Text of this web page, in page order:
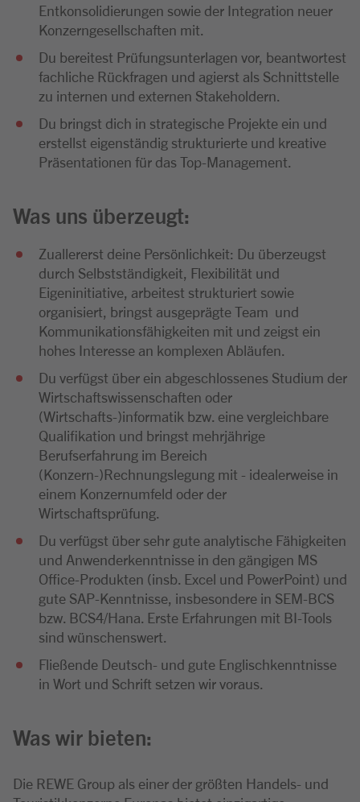
Entkonsolidierungen sowie der Integration neuer
Konzerngesellschaften mit.
Du bereitest Prüfungsunterlagen vor, beantwortest
fachliche Rückfragen und agierst als Schnittstelle
zu internen und externen Stakeholdern.
Du bringst dich in strategische Projekte ein und
erstellst eigenständig strukturierte und kreative
Präsentationen für das Top-Management.
Was uns überzeugt:
Zuallererst deine Persönlichkeit: Du überzeugst
durch Selbstständigkeit, Flexibilität und
Eigeninitiative, arbeitest strukturiert sowie
organisiert, bringst ausgeprägte Team und
Kommunikationsfähigkeiten mit und zeigst ein
hohes Interesse an komplexen Abläufen.
Du verfügst über ein abgeschlossenes Studium der
Wirtschaftswissenschaften oder
(Wirtschafts-)informatik bzw. eine vergleichbare
Qualifikation und bringst mehrjährige
Berufserfahrung im Bereich
(Konzern-)Rechnungslegung mit - idealerweise in
einem Konzernumfeld oder der
Wirtschaftsprüfung.
Du verfügst über sehr gute analytische Fähigkeiten
und Anwenderkenntnisse in den gängigen MS
Office-Produkten (insb. Excel und PowerPoint) und
gute SAP-Kenntnisse, insbesondere in SEM-BCS
bzw. BCS4/Hana. Erste Erfahrungen mit BI-Tools
sind wünschenswert.
Fließende Deutsch- und gute Englischkenntnisse
in Wort und Schrift setzen wir voraus.
Was wir bieten:
Die REWE Group als einer der größten Handels- und